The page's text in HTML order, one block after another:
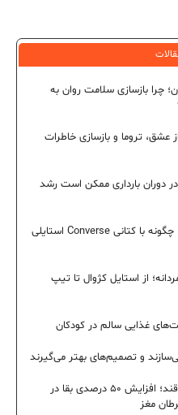
چرا بازسازی سلامت روان به
عشق، تروما و بازسازی خاطرات
دوران بارداری ممکن است رشد
راهنمای ست کردن کفش کانورس؛ چگونه با کتانی Converse استایلی
از استایل کژوال تا تیپ
و تصمیم‌های بهتر می‌گیرند
درمان نوین با نانوذرات پوشیده از قند؛ افزایش ۵۰ درصدی بقا در
مغز